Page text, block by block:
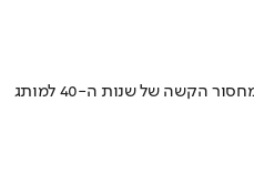
איך אסם הפכה את תקופת הצנע והמחסור הקשה של שנות ה-40 למותג